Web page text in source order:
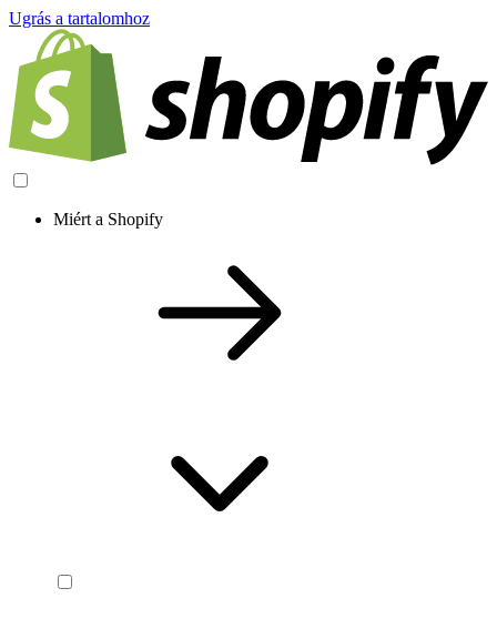
Ugrás a tartalomhoz
Miért a Shopify